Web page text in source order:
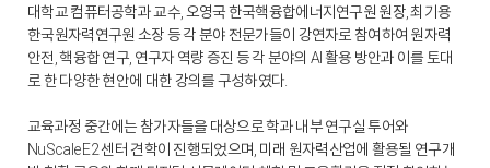
대학교 컴퓨터공학과 교수, 오영국 한국핵융합에너지연구원 원장, 최기용
한국원자력연구원 소장 등 각 분야 전문가들이 강연자로 참여하여 원자력
안전, 핵융합 연구, 연구자 역량 증진 등 각 분야의 AI 활용 방안과 이를 토대
로 한 다양한 현안에 대한 강의를 구성하였다.
교육과정 중간에는 참가자들을 대상으로 학과 내부 연구실 투어와
NuScale E2 센터 견학이 진행되었으며, 미래 원자력산업에 활용될 연구개